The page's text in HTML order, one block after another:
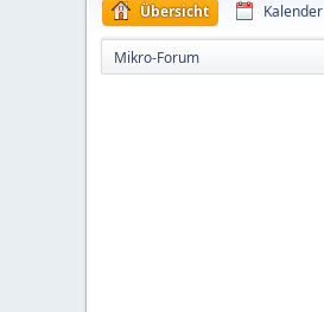
Übersicht Kalender
Mikro-Forum